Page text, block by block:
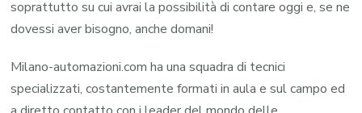
soprattutto su cui avrai la possibilità di contare oggi e, se ne
dovessi aver bisogno, anche domani!
Milano-automazioni.com ha una squadra di tecnici
specializzati, costantemente formati in aula e sul campo ed